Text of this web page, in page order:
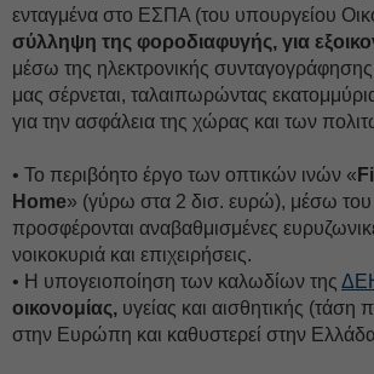
ενταγμένα στο ΕΣΠΑ (του υπουργείου
σύλληψη της φοροδιαφυγής, για
μέσω της ηλεκτρονικής
μας σέρνεται, ταλαιπωρώντας
για την ασφάλεια της χώρας και των
• Το περιβόητο έργο των οπτικών ινών «
Home» (γύρω στα 2 δισ. ευρώ), μέσω
προσφέρονται αναβαθμισμένες
νοικοκυριά και επιχειρήσεις.
• Η υπογειοποίηση των καλωδίων της
οικονομίας, υγείας και αισθητικής (τάση
στην Ευρώπη και καθυστερεί στην